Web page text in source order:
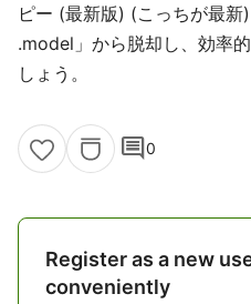
ピー (最新版) (こっちが最
.model」から脱却し、効率
しょう。
comment0
Register as a new
conveniently